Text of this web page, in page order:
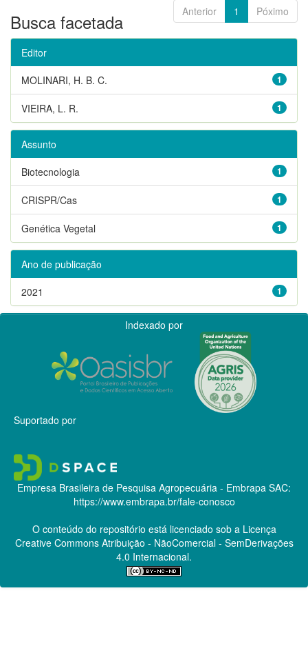
Anterior 1 Póximo
Busca facetada
Editor
1
MOLINARI, H. B. C.
1
VIEIRA, L. R.
Assunto
1
Biotecnologia
1
CRISPR/Cas
1
Genética Vegetal
Ano de publicação
1
2021
Indexado por
Suportado por
Empresa Brasileira de Pesquisa Agropecuária - Embrapa SAC:
https://www.embrapa.br/fale-conosco
O conteúdo do repositório está licenciado sob a Licença
Creative CommonsAtribuição - NãoComercial - SemDerivações
4.0 Internacional.